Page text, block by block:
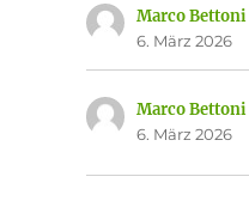
Marco Bettoni
6. März 2026
Marco Bettoni
6. März 2026